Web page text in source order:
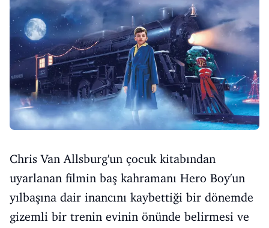
Chris Van Allsburg'un çocuk kitabından
uyarlanan filmin baş kahramanı Hero Boy'un
yılbaşına dair inancını kaybettiği bir dönemde
gizemli bir trenin evinin önünde belirmesi ve